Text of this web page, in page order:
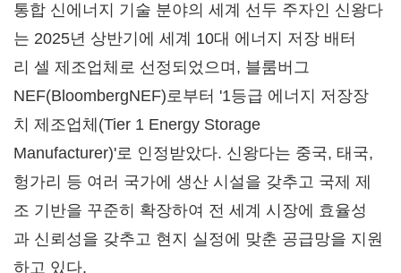
통합 신에너지 기술 분야의 세계 선두 주자인 신왕다
는 2025년 상반기에 세계 10대 에너지 저장 배터
리 셀 제조업체로 선정되었으며, 블룸버그
NEF(BloombergNEF)로부터 '1등급 에너지 저장장
치 제조업체(Tier 1 Energy Storage
Manufacturer)'로 인정받았다. 신왕다는 중국, 태국,
헝가리 등 여러 국가에 생산 시설을 갖추고 국제 제
조 기반을 꾸준히 확장하여 전 세계 시장에 효율성
과 신뢰성을 갖추고 현지 실정에 맞춘 공급망을 지원
하고 있다.